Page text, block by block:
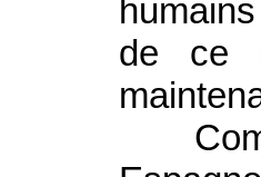
de ce